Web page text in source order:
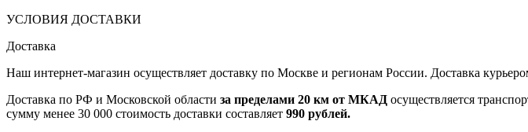
УСЛОВИЯ ДОСТАВКИ
Доставка
Наш интернет-магазин осуществляет доставку по Москве и регионам России. Доставка
Доставка по РФ и Московской области за пределами 20 км от МКАД осуществляется
сумму менее 30 000 стоимость доставки составляет 990 рублей.